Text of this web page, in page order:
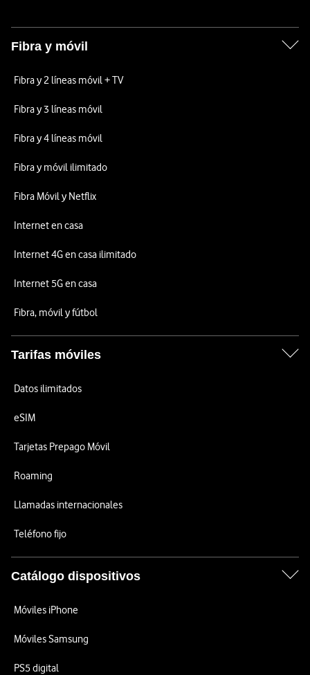
Fibra y móvil
Fibra y 2 líneas móvil + TV
Fibra y 3 líneas móvil
Fibra y 4 líneas móvil
Fibra y móvil ilimitado
Fibra Móvil y Netflix
Internet en casa
Internet 4G en casa ilimitado
Internet 5G en casa
Fibra, móvil y fútbol
Tarifas móviles
Datos ilimitados
eSIM
Tarjetas Prepago Móvil
Roaming
Llamadas internacionales
Teléfono fijo
Catálogo dispositivos
Móviles iPhone
Móviles Samsung
PS5 digital